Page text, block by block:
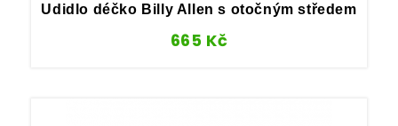
Udidlo déčko Billy Allen s otočným středem
665 Kč